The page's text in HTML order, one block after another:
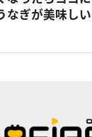
なぎが美味し